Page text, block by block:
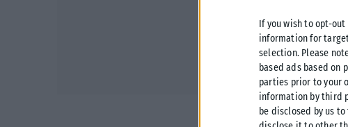
If you wish to opt-
information for
selection. Please
based ads based
parties prior to your
information by third
be disclosed by us